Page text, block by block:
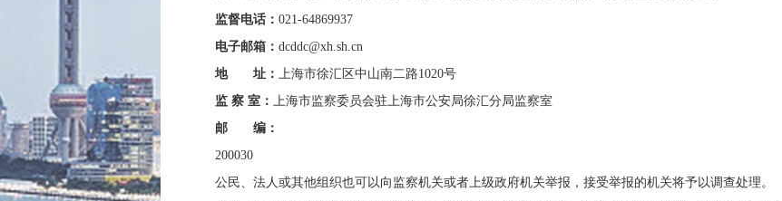
监督电话： 021-64869937
电子邮箱： dcddc@xh.sh.cn
地 址： 上海市徐汇区中山南二路1020号
监 察 室： 上海市监察委员会驻上海市公安局徐汇分局监察室
邮 编：
200030
公民、法人或其他组织也可以向监察机关或者上级政府机关举报，接受举报的机关将予以调查处理。